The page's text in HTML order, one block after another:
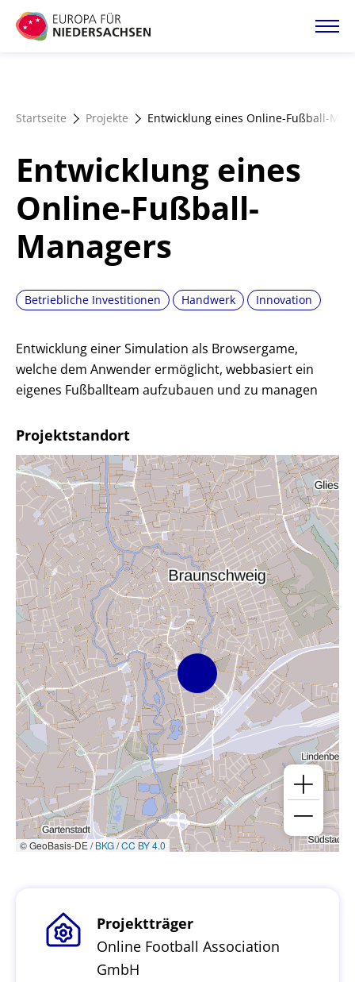
Direkt
zum
Förderangebote
Magazin
Startseite Projekte Entwicklung eines Online-Fußball-
Entwicklung eines
Online-Fußball-
Managers
Betriebliche Investitionen Handwerk Innovation
Entwicklung einer Simulation als Browsergame,
welche dem Anwender ermöglicht, webbasiert ein
eigenes Fußballteam aufzubauen und zu managen
Projektstandort
© GeoBasis-DE /BKG/CC BY 4.0
Projektträger
Online Football Association
GmbH